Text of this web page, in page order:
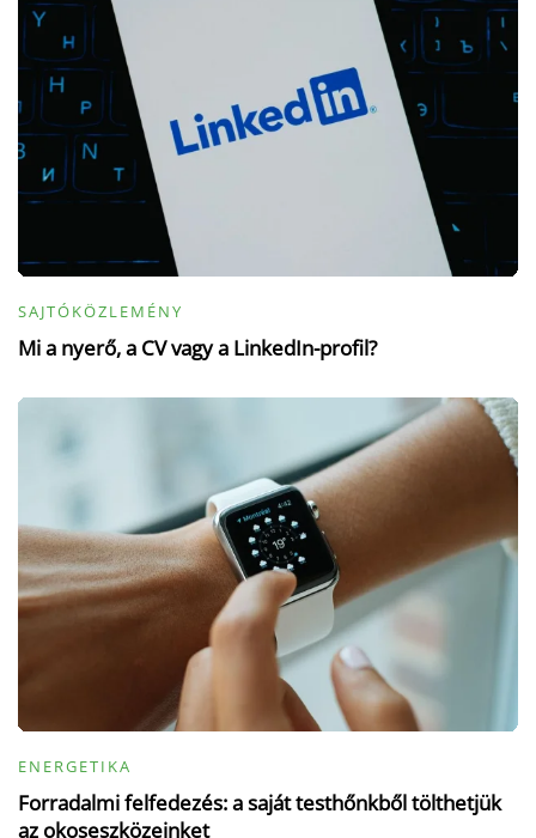
SAJTÓKÖZLEMÉNY
Mi a nyerő, a CV vagy a LinkedIn-profil?
ENERGETIKA
Forradalmi felfedezés: a saját testhőnkből tölthetjük
az okoseszközeinket